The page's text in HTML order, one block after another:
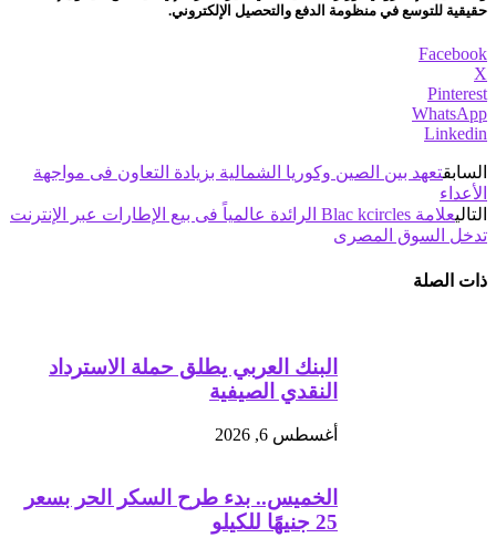
حقيقية للتوسع في منظومة الدفع والتحصيل الإلكتروني.
Facebook
X
Pinterest
WhatsApp
Linkedin
السابقتعهد بين الصين وكوريا الشمالية بزيادة التعاون فى مواجهة
الأعداء
التالي
علامة Blac kcircles الرائدة عالمياً فى بيع الإطارات عبر الإنترنت
تدخل السوق المصرى
ذات الصلة
البنك العربي يطلق حملة الاسترداد
النقدي الصيفية
أغسطس 6, 2026
الخميس.. بدء طرح السكر الحر بسعر
25 جنيهًا للكيلو